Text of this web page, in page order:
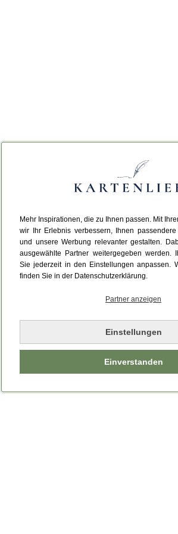
Mehr Inspirationen, die zu Ihnen passen. Mit
wir Ihr Erlebnis verbessern, Ihnen
und unsere Werbung relevanter gestalten.
ausgewählte Partner weitergegeben werden.
Sie jederzeit in den Einstellungen anpassen.
finden Sie in der Datenschutzerklärung.
Partner anzeigen
Einstellungen
Einverstanden